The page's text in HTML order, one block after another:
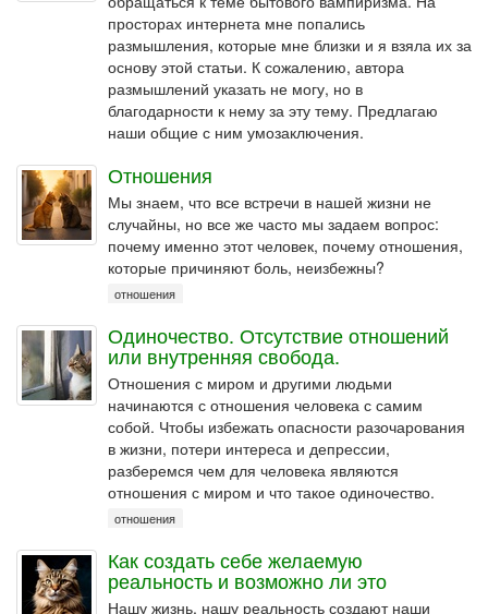
просторах интернета мне попались
размышления, которые мне близки и я взяла их за
основу этой статьи. К сожалению, автора
размышлений указать не могу, но в
благодарности к нему за эту тему. Предлагаю
наши общие с ним умозаключения.
Отношения
Мы знаем, что все встречи в нашей жизни не
случайны, но все же часто мы задаем вопрос:
почему именно этот человек, почему отношения,
которые причиняют боль, неизбежны?
отношения
Одиночество. Отсутствие отношений
или внутренняя свобода.
Отношения с миром и другими людьми
начинаются с отношения человека с самим
собой. Чтобы избежать опасности разочарования
в жизни, потери интереса и депрессии,
разберемся чем для человека являются
отношения с миром и что такое одиночество.
отношения
Как создать себе желаемую
реальность и возможно ли это
Нашу жизнь, нашу реальность создают наши